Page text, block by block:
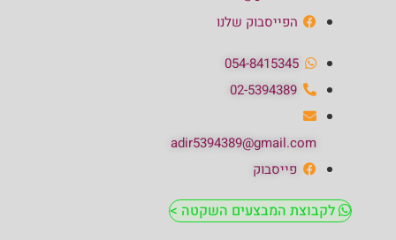
הפייסבוק שלנו
054-8415345
02-5394389
adir5394389@gmail.com
פייסבוק
לקבוצת המבצעים השקטה >